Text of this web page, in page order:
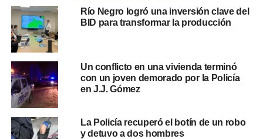
Río Negro logró una inversión clave del
BID para transformar la producción
Un conflicto en una vivienda terminó
con un joven demorado por la Policía
en J.J. Gómez
La Policía recuperó el botín de un robo
y detuvo a dos hombres